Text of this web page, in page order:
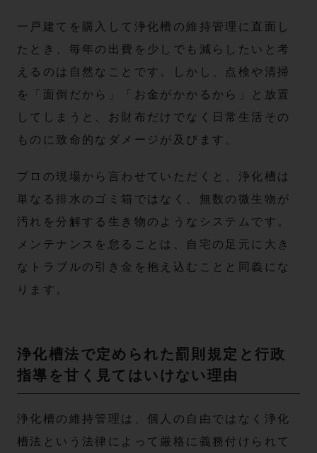
一戸建てを購入して浄化槽の維持管理に直面し
たとき、毎年の出費を少しでも減らしたいと考
えるのは自然なことです。しかし、点検や清掃
を「面倒だから」「お金がかかるから」と放置
してしまうと、お財布だけでなく日常生活その
ものに致命的なダメージが及びます。
プロの現場から言わせていただくと、浄化槽は
単なる排水のゴミ箱ではなく、無数の微生物が
汚れを分解する生き物のようなシステムです。
メンテナンスを怠ることは、自宅の足元に大き
なトラブルの引き金を抱え込むことと同義にな
ります。
浄化槽法で定められた罰則規定と行政
指導を甘く見てはいけない理由
浄化槽の維持管理は、個人の自由ではなく浄化
槽法という法律によって厳格に義務付けられて